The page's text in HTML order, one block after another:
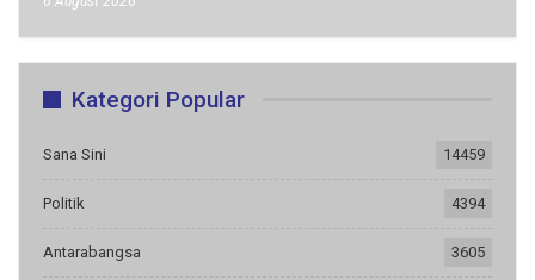
Kategori Popular
Sana Sini 14459
Politik 4394
Antarabangsa 3605